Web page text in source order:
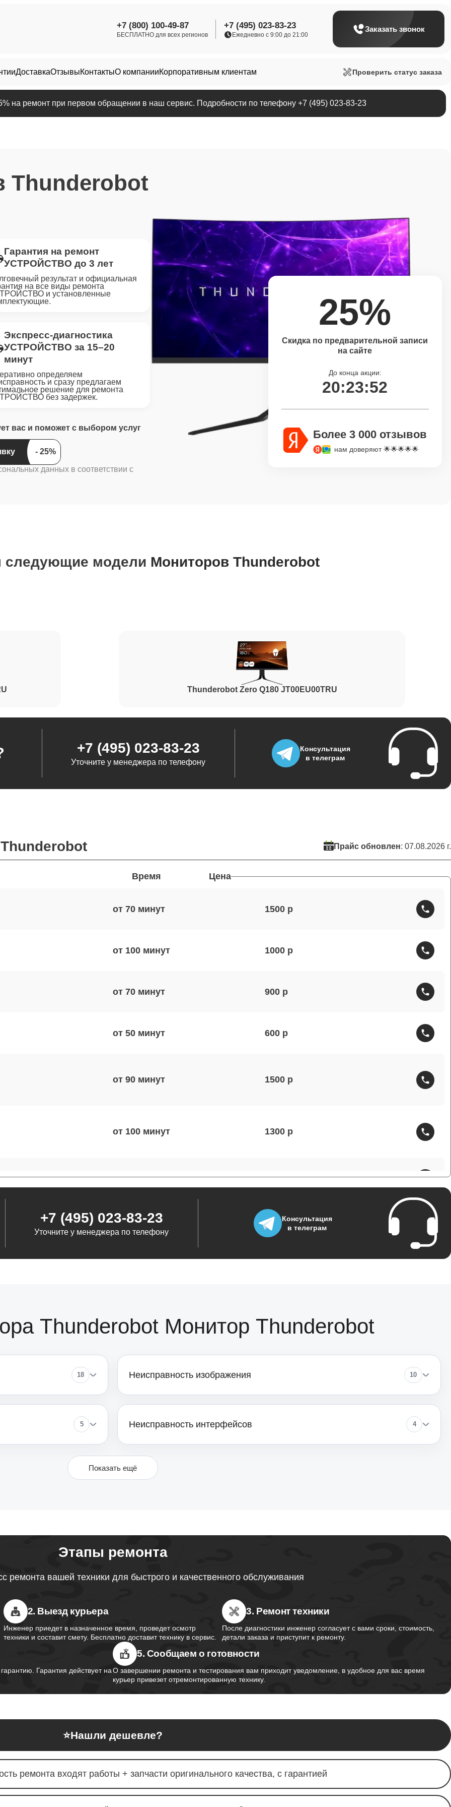
+7 (800) 100-49-87
БЕСПЛАТНО для всех регионов
+7 (495) 023-83-23
Ежедневно с 9:00 до 21:00
Заказать звонок
ДоставкаОтзывыКонтактыО компанииКорпоративным клиентам Проверить статус заказа
на ремонт при первом обращении в наш сервис. Подробности по телефону +7 (495) 023-83-23
Thunderobot
Гарантия на ремонт
УСТРОЙСТВО до 3 лет
результат и официальная
на все виды ремонта
и установленные
Экспресс-диагностика
УСТРОЙСТВО за 15–20
минут
определяем
и сразу предлагаем
решение для ремонта
без задержек.
вас и поможет с выбором услуг
данных в соответствии с
25%
Скидка по предварительной записи
на сайте
До конца акции:
20:23:51
Более 3 000 отзывов
нам доверяют 🌟🌟🌟🌟🌟
следующие модели Мониторов Thunderobot
Thunderobot Zero Q180 JT00EU00TRU
+7 (495) 023-83-23
Уточните у менеджера по телефону
Консультация
в телеграм
Прайс обновлен: 07.08.2026 г.
Время Цена
от 70 1500
от 100 1000
от 70 900
от 50 600
от 90 1500
от 100 1300
от 120 1800
от 40 700
от 110 1400
от 110
+7 (495) 023-83-23
Уточните у менеджера по телефону
Консультация
в телеграм
Thunderobot Монитор Thunderobot
18 Неисправность изображения 10
5 Неисправность интерфейсов 4
Показать ещё
Этапы ремонта
ремонта вашей техники для быстрого и качественного обслуживания
2. Выезд курьера
Инженер приедет в назначенное время, проведет осмотр
техники и составит смету. Бесплатно доставит технику в сервис.
3. Ремонт техники
После диагностики инженер согласует с вами сроки, стоимость,
детали заказа и приступит к ремонту.
Гарантия действует на
5. Сообщаем о готовности
О завершении ремонта и тестирования вам приходит уведомление, в удобное для вас время
курьер привезет отремонтированную технику.
⭐Нашли дешевле?
ремонта входят работы + запчасти оригинального качества, с гарантией